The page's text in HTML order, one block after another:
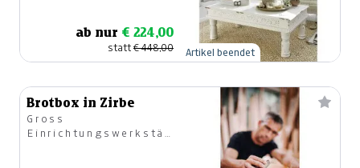
ab nur € 224,00
statt€ 448,00 Artikel beendet
Brotbox in Zirbe
Gross
Einrichtungswerkstätte